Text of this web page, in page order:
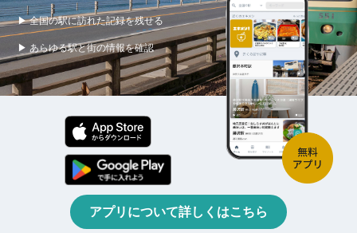
▶ 全国の駅に訪れた記録を残せる
▶ あらゆる駅と街の情報を確認
アプリについて詳しくはこちら